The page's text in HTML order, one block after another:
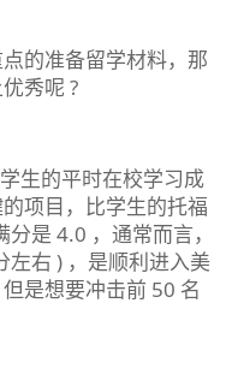
的准备留学材料，那
秀呢 ?
生的平时在校学习成
项目，比学生的托福
是 4.0 ，通常而言，
右 ) ，是顺利进入美
是想要冲击前 50 名